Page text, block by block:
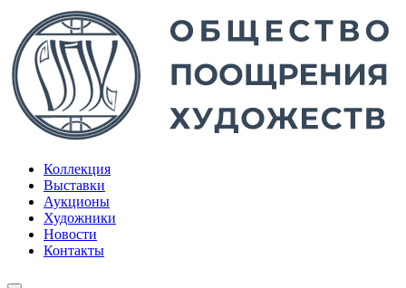
Коллекция
Выставки
Аукционы
Художники
Новости
Контакты